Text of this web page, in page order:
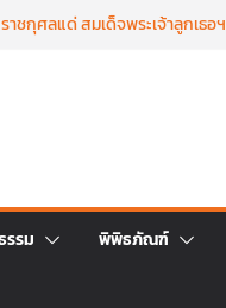
ชกุศลแด่ สมเด็จพระเจ้าลูกเธอฯ
ผนังวัดโพธิ์ชัยนาพึงผ่านงาน
นายน 2569
๑๑๕ ปี สืบสานวัฒนธรรม
ศถวายพระกุศลแด่ สมเด็จ
น ๒๕๖๙ เวลา ๑๖.๐๐ น.
รม พิพิธภัณฑ์